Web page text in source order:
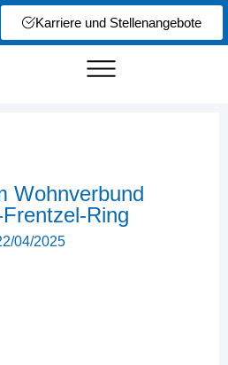
Karriere und Stellenangebote
Wohnverbund
Ring
04/2025